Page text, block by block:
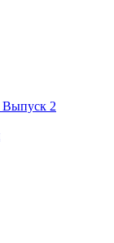
Выпуск 2